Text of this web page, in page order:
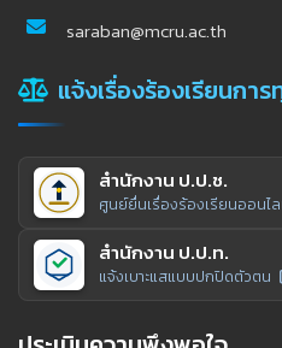
saraban@mcru.ac.th
แจ้งเรื่องร้องเรียนกา
สำนักงาน ป.ป.ช.
ศูนย์ยื่นเรื่องร้องเรียนออนไ
สำนักงาน ป.ป.ท.
แจ้งเบาะแสแบบปกปิดตัวตน